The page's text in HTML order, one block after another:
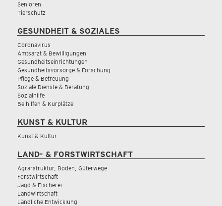
Senioren
Tierschutz
GESUNDHEIT & SOZIALES
Coronavirus
Amtsarzt & Bewilligungen
Gesundheitseinrichtungen
Gesundheitsvorsorge & Forschung
Pflege & Betreuung
Soziale Dienste & Beratung
Sozialhilfe
Beihilfen & Kurplätze
KUNST & KULTUR
Kunst & Kultur
LAND- & FORSTWIRTSCHAFT
Agrarstruktur, Boden, Güterwege
Forstwirtschaft
Jagd & Fischerei
Landwirtschaft
Ländliche Entwicklung